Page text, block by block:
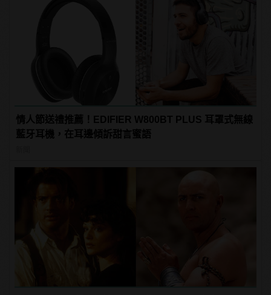
情人節送禮推薦！EDIFIER W800BT PLUS 耳罩式無線
藍牙耳機，在耳邊傾訴甜言蜜語